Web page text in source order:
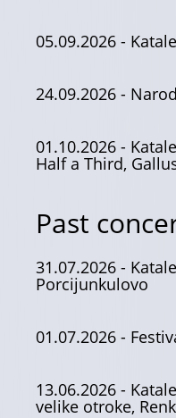
05.09.2026 -
24.09.2026 -
01.10.2026 -
Half a Third,
Past
31.07.2026 -
Porcijunkulovo
01.07.2026 -
13.06.2026 -
velike otroke,